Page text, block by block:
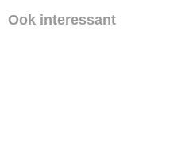
Ook interessant